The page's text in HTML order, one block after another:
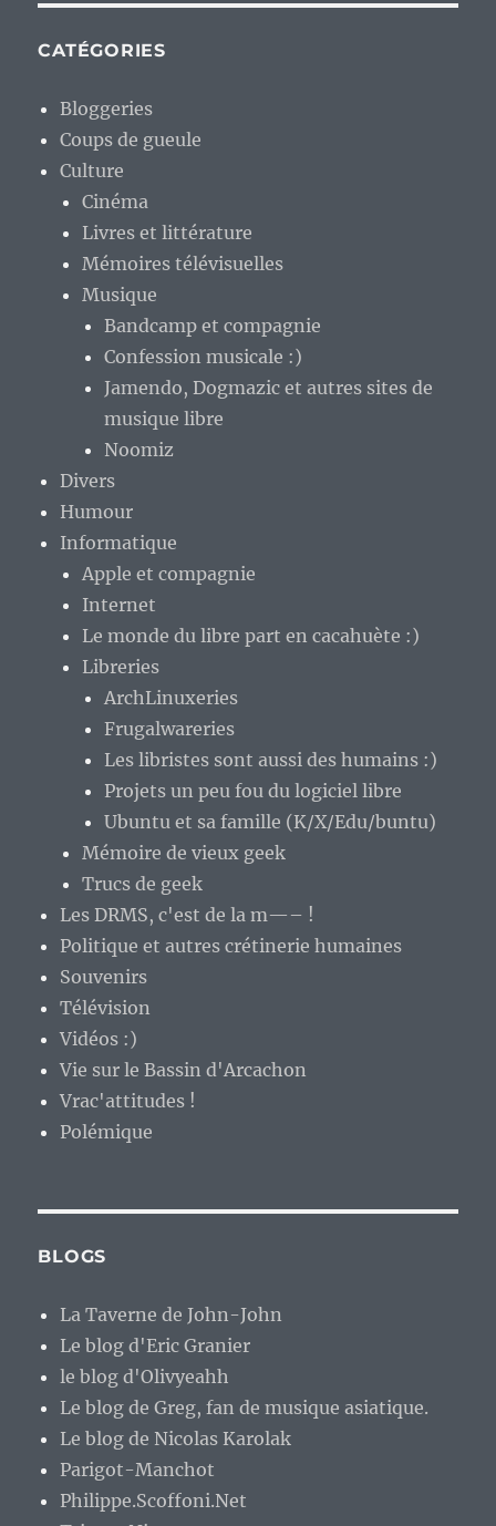
CATÉGORIES
Bloggeries
Coups de gueule
Culture
Cinéma
Livres et littérature
Mémoires télévisuelles
Musique
Bandcamp et compagnie
Confession musicale :)
Jamendo, Dogmazic et autres sites de
musique libre
Noomiz
Divers
Humour
Informatique
Apple et compagnie
Internet
Le monde du libre part en cacahuète :)
Libreries
ArchLinuxeries
Frugalwareries
Les libristes sont aussi des humains :)
Projets un peu fou du logiciel libre
Ubuntu et sa famille (K/X/Edu/buntu)
Mémoire de vieux geek
Trucs de geek
Les DRMS, c'est de la m—– !
Politique et autres crétinerie humaines
Souvenirs
Télévision
Vidéos :)
Vie sur le Bassin d'Arcachon
Vrac'attitudes !
Polémique
BLOGS
La Taverne de John-John
Le blog d'Eric Granier
le blog d'Olivyeahh
Le blog de Greg, fan de musique asiatique.
Le blog de Nicolas Karolak
Parigot-Manchot
Philippe.Scoffoni.Net